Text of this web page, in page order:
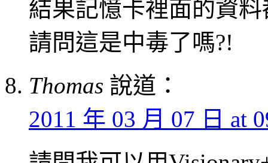
結果記憶卡裡面的資
請問這是中毒了嗎?!
Thomas 說道：
2011 年 03 月 07 日 at